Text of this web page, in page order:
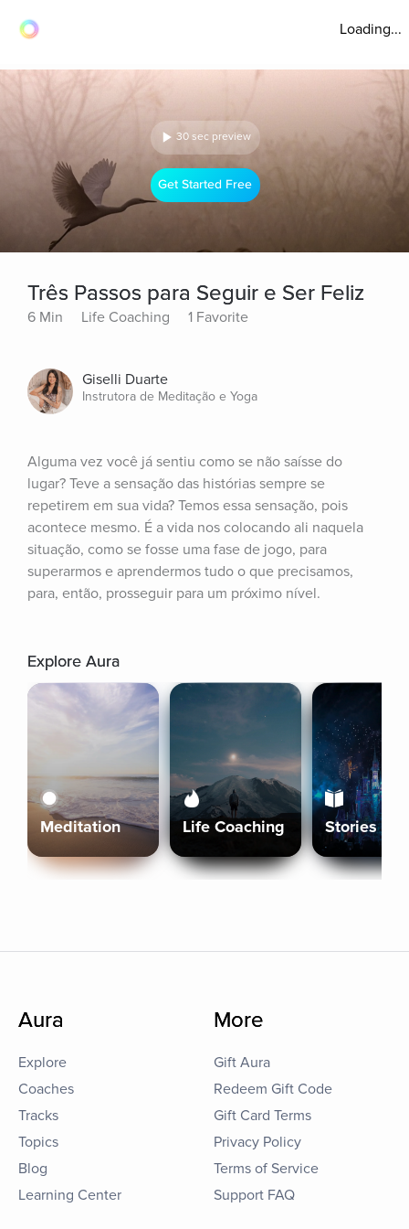
Loading...
30 sec preview
Get Started Free
Três Passos para Seguir e Ser Feliz
6 Min Life Coaching 1 Favorite
Giselli Duarte
Instrutora de Meditação e Yoga
Alguma vez você já sentiu como se não saísse do
lugar? Teve a sensação das histórias sempre se
repetirem em sua vida? Temos essa sensação, pois
acontece mesmo. É a vida nos colocando ali naquela
situação, como se fosse uma fase de jogo, para
superarmos e aprendermos tudo o que precisamos,
para, então, prosseguir para um próximo nível.
Explore Aura
Meditation Life Coaching Stories
Aura
Explore
Coaches
Tracks
Topics
Blog
Learning Center
More
Gift Aura
Redeem Gift Code
Gift Card Terms
Privacy Policy
Terms of Service
Support FAQ